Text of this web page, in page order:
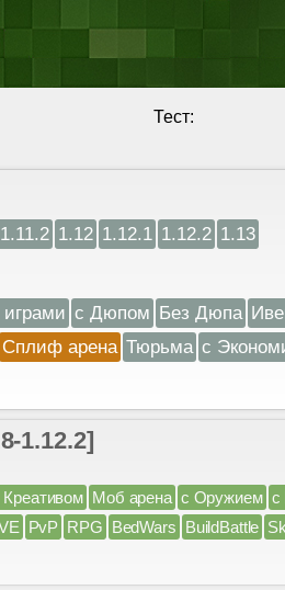
Тест:
1.11.2 1.12 1.12.1 1.12.2 1.13
с Дюпом Без Дюпа
Сплиф арена Тюрьма с
1.12.2]
Креативом Моб арена с Оружием с
PvP RPG BedWars BuildBattle